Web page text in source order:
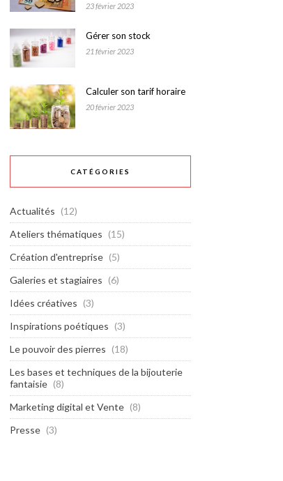
23 février 2023
Gérer son stock
21 février 2023
Calculer son tarif horaire
20 février 2023
CATÉGORIES
Actualités (12)
Ateliers thématiques (15)
Création d'entreprise (5)
Galeries et stagiaires (6)
Idées créatives (3)
Inspirations poétiques (3)
Le pouvoir des pierres (18)
Les bases et techniques de la bijouterie
fantaisie (8)
Marketing digital et Vente (8)
Presse (3)